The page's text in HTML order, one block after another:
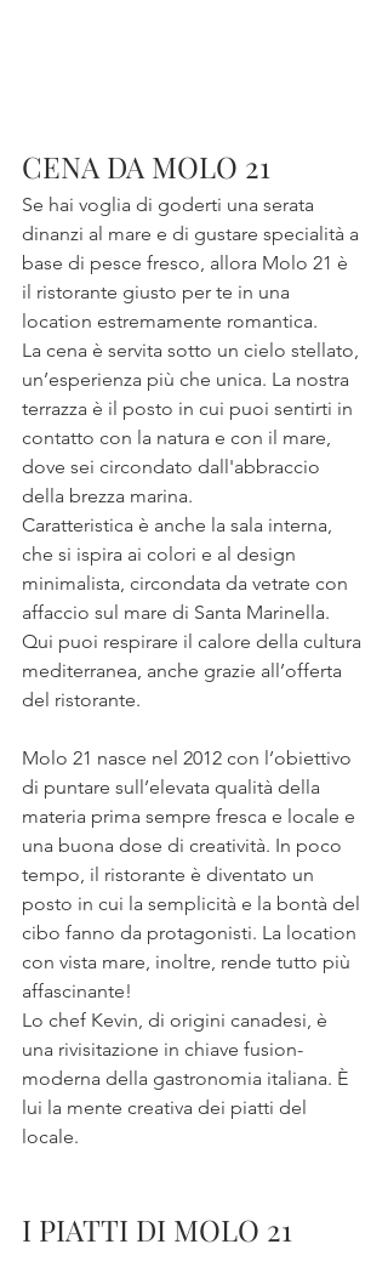
CENA DA MOLO 21
Se hai voglia di goderti una serata
dinanzi al mare e di gustare specialità a
base di pesce fresco, allora Molo 21 è
il ristorante giusto per te in una
location estremamente romantica.
La cena è servita sotto un cielo stellato,
un’esperienza più che unica. La nostra
terrazza è il posto in cui puoi sentirti in
contatto con la natura e con il mare,
dove sei circondato dall'abbraccio
della brezza marina.
Caratteristica è anche la sala interna,
che si ispira ai colori e al design
minimalista, circondata da vetrate con
affaccio sul mare di Santa Marinella.
Qui puoi respirare il calore della cultura
mediterranea, anche grazie all’offerta
del ristorante.
Molo 21 nasce nel 2012 con l’obiettivo
di puntare sull’elevata qualità della
materia prima sempre fresca e locale e
una buona dose di creatività. In poco
tempo, il ristorante è diventato un
posto in cui la semplicità e la bontà del
cibo fanno da protagonisti. La location
con vista mare, inoltre, rende tutto più
affascinante!
Lo chef Kevin, di origini canadesi, è
una rivisitazione in chiave fusion-
moderna della gastronomia italiana. È
lui la mente creativa dei piatti del
locale.
I PIATTI DI MOLO 21